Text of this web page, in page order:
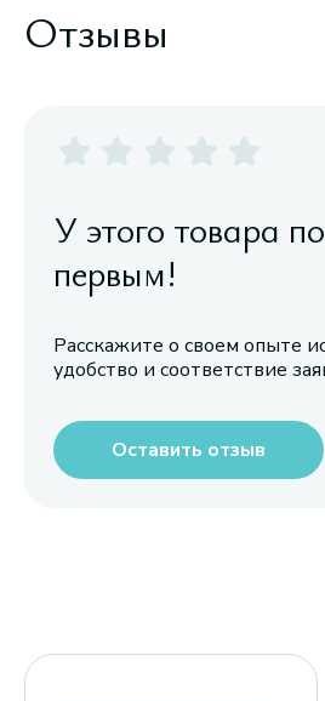
Отзывы
У этого товара
первым!
Расскажите о своем опыте
удобство и соответствие
Оставить отзыв